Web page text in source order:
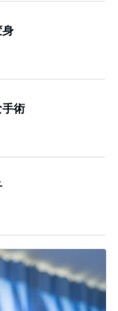
身
手術